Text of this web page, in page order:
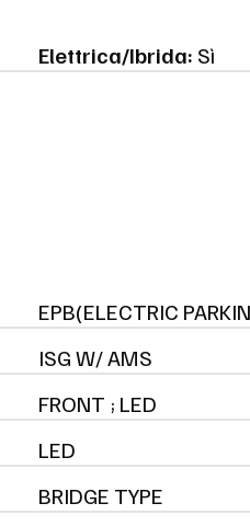
Elettrica/Ibrida: Sì
EPB(ELECTRIC
ISG W/ AMS
FRONT ; LED
LED
BRIDGE TYPE